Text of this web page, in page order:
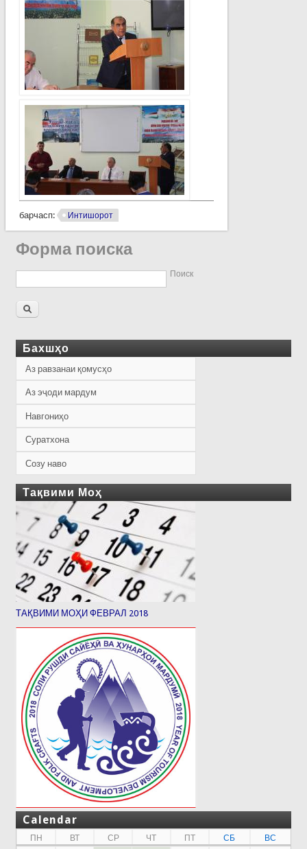
барчасп: Интишорот
Форма поиска
Поиск
Бахшҳо
Аз равзанаи қомусҳо
Аз эҷоди мардум
Навгониҳо
Суратхона
Созу наво
Тақвими Моҳ
ТАҚВИМИ МОҲИ ФЕВРАЛ 2018
Calendar
ПН ВТ СР ЧТ ПТ СБ
ВС